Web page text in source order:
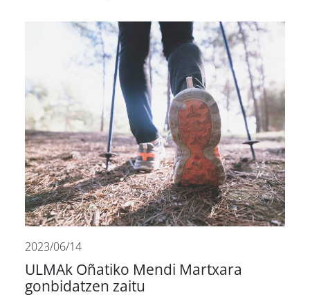
2023/06/14
ULMAk Oñatiko Mendi Martxara
gonbidatzen zaitu